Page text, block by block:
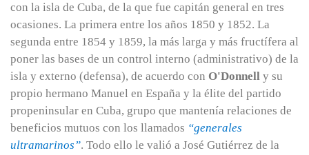
con la isla de Cuba, de la que fue capitán general en tres
ocasiones. La primera entre los años 1850 y 1852. La
segunda entre 1854 y 1859, la más larga y más fructífera al
poner las bases de un control interno (administrativo) de la
isla y externo (defensa), de acuerdo con O'Donnell y su
propio hermano Manuel en España y la élite del partido
propeninsular en Cuba, grupo que mantenía relaciones de
beneficios mutuos con los llamados “generales
ultramarinos”. Todo ello le valió a José Gutiérrez de la